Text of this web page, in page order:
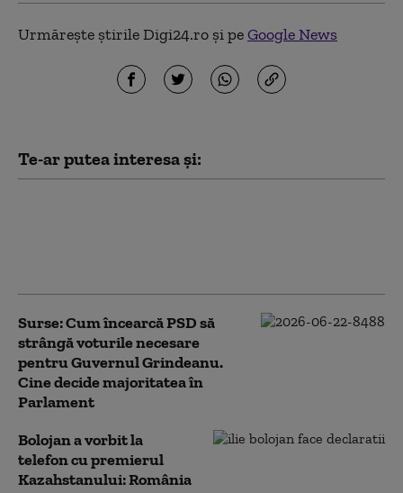
Urmărește știrile Digi24.ro și peGoogle News
Te-ar putea interesa și:
Surse: Cum încearcă PSD să
strângă voturile necesare
pentru Guvernul Grindeanu.
Cine decide majoritatea în
Parlament
Bolojan a vorbit la
telefon cu premierul
Kazahstanului: România